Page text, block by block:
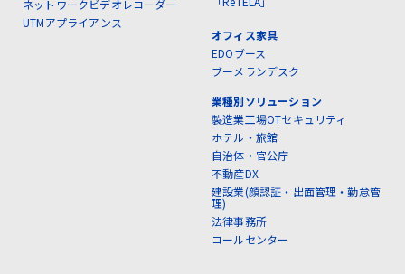
ネットワークビデオレコーダー
UTMアプライアンス
オフィス家具
EDOブース
ブーメランデスク
業種別ソリューション
製造業工場OTセキュリティ
ホテル・旅館
自治体・官公庁
不動産DX
建設業(顔認証・出面管理・勤怠管
理)
法律事務所
コールセンター